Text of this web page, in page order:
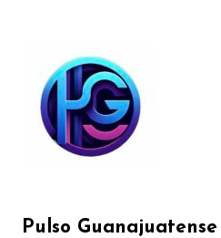
contenido
Pulso Guanajuatense